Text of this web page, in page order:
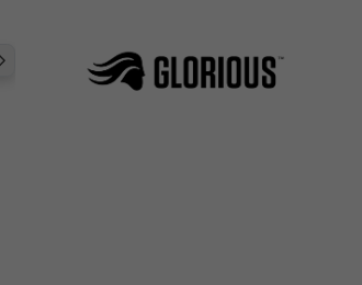
Następny